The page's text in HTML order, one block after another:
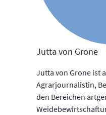
Jutta von Grone
Jutta von Grone ist
Agrarjournalistin,
den Bereichen